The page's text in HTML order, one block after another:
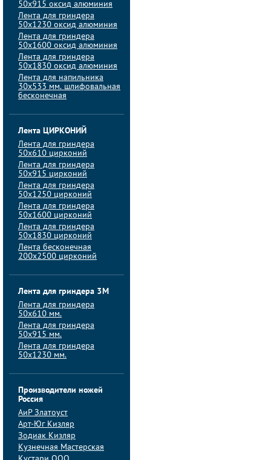
50х915 оксид алюминия
Лента для гриндера
50х1230 оксид алюминия
Лента для гриндера
50х1600 оксид алюминия
Лента для гриндера
50х1830 оксид алюминия
Лента для напильника
30х533 мм. шлифовальная
бесконечная
Лента ЦИРКОНИЙ
Лента для гриндера
50х610 цирконий
Лента для гриндера
50х915 цирконий
Лента для гриндера
50х1250 цирконий
Лента для гриндера
50х1600 цирконий
Лента для гриндера
50x1830 цирконий
Лента бесконечная
200х2500 цирконий
Лента для гриндера 3M
Лента для гриндера
50x610 мм.
Лента для гриндера
50x915 мм.
Лента для гриндера
50x1230 мм.
Производители ножей
Россия
АиP Златоуст
Арт-Юг Кизляр
Зодиак Кизляр
Кузнечная Мастерская